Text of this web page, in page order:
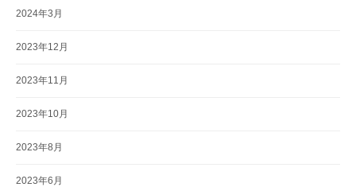
2024年3月
2023年12月
2023年11月
2023年10月
2023年8月
2023年6月